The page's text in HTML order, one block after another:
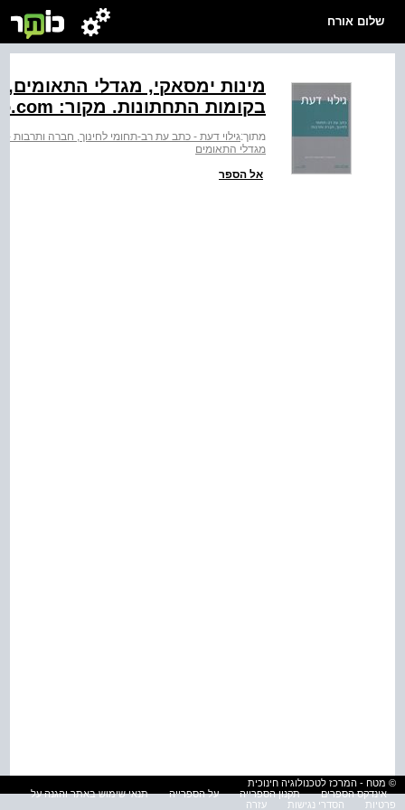
שלום אורח
בקומות התחתונות. מקור: ‭FreeFoto.com‬
מתוך:גילוי דעת - כתב עת רב-תחומי לחינוך, חברה ותרבות -
מגדלי התאומים
אל הספר
© מטח - המרכז לטכנולוגיה חינוכית
אינדקס הספרים
תקנון הספרייה על הספרייה
תנאי שימוש באתר והגנה על
פרטיות
הסדרי נגישות עזרה